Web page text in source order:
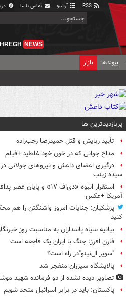
آرشیو تماس با ما
NEWS
پیوندها بازار
پربازدیدترین ها
تأیید ربایش و قتل حمیدرضا رجب‌زاده
مداح جوانی که در خون خود غلطید +فیلم
درگیری اعضای داعش و نیروهای جولانی در
سیده زینب
استقرار انبوه «دی‌اف‑۱۷» و پایان عصر
آمریکا +عکس
پزشکیان: جنایات امروز واشنگتن را هم
کنید
بیانیه سپاه پاسداران به مناسبت روز
فارن افرز: جنگ با ایران یک فاجعه است
"سوپر ال‌نینو"در راه است؟
پالایشگاه سیزران منفجر شد
تصاویر دیده‌ نشده از دو فرمانده شهید
پاکستان: باید در برابر اسرائیل متحد شویم